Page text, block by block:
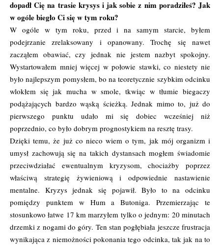
dopadł Cię na trasie krysys i jak sobie z nim poradziłeś? Jak
w ogóle biegło Ci się w tym roku?
W ogóle w tym roku, przed i na samym starcie, byłem
podejrzanie zrelaksowany i opanowany. Trochę się nawet
zacząłem obawiać, czy jednak nie jestem nazbyt spokojny.
Wystartowałem mniej więcej w połowie stawki, co niestety nie
było najlepszym pomysłem, bo na teoretycznie szybkim odcinku
wlokłem się jak mucha w smole, tkwiąc w tłumie biegaczy
podążających bardzo wąską ścieżką. Jednak mimo to, już do
pierwszego punktu udało mi się dobiec wcześniej niż
poprzednio, co było dobrym prognostykiem na resztę trasy.
Dzięki temu, że już co nieco wiem o tym, jak mój organizm i
umysł zachowują się na takich dystansach mogłem świadomie
przeciwdziałać ewentualnym kryzysom, chociażby poprzez
właściwą strategię żywieniową i odpowiednie nastawienie
mentalne. Kryzys jednak się pojawił. Było to na odcinku
pomiędzy punktem w Hum a Butoniga. Przemierzając te
stosunkowo łatwe 17 km marzyłem tylko o jednym: 20 minutach
drzemki z nogami do góry. Ten stan pogłębiała jeszcze frustracja
wynikająca z niemożności pokonania tego odcinka, tak jak na to